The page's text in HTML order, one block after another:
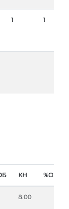
1 1
КН %ОБ
8.00